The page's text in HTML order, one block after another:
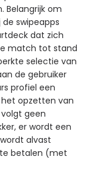
Belangrijk om
swipeapps
dat zich
match tot stand
selectie van
de gebruiker
profiel een
opzetten van
geen
er wordt een
alvast
betalen (met